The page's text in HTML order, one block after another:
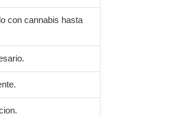
con cannabis hasta